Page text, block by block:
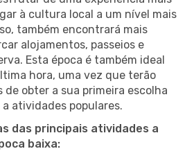
à cultura local a um nível mais
também encontrará mais
alojamentos, passeios e
Esta época é também ideal
hora, uma vez que terão
de obter a sua primeira escolha
atividades populares.
das principais atividades a
baixa: